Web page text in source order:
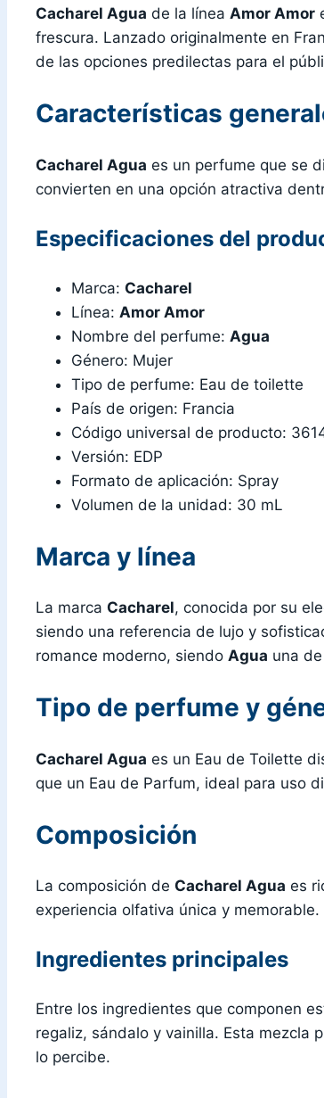
Cacharel Agua de la línea Amor Amor
frescura. Lanzado originalmente en
de las opciones predilectas para el
Características
Cacharel Agua es un perfume que se
convierten en una opción atractiva
Especificaciones del
Marca: Cacharel
Línea: Amor Amor
Nombre del perfume: Agua
Género: Mujer
Tipo de perfume: Eau de toilette
País de origen: Francia
Código universal de producto:
Versión: EDP
Formato de aplicación: Spray
Volumen de la unidad: 30 mL
Marca y línea
La marca Cacharel, conocida por su
siendo una referencia de lujo y
romance moderno, siendo Agua una
Tipo de perfume y
Cacharel Agua es un Eau de Toilette
que un Eau de Parfum, ideal para uso
Composición
La composición de Cacharel Agua es
experiencia olfativa única y memorable.
Ingredientes principales
Entre los ingredientes que componen
regaliz, sándalo y vainilla. Esta mezcla
lo percibe.